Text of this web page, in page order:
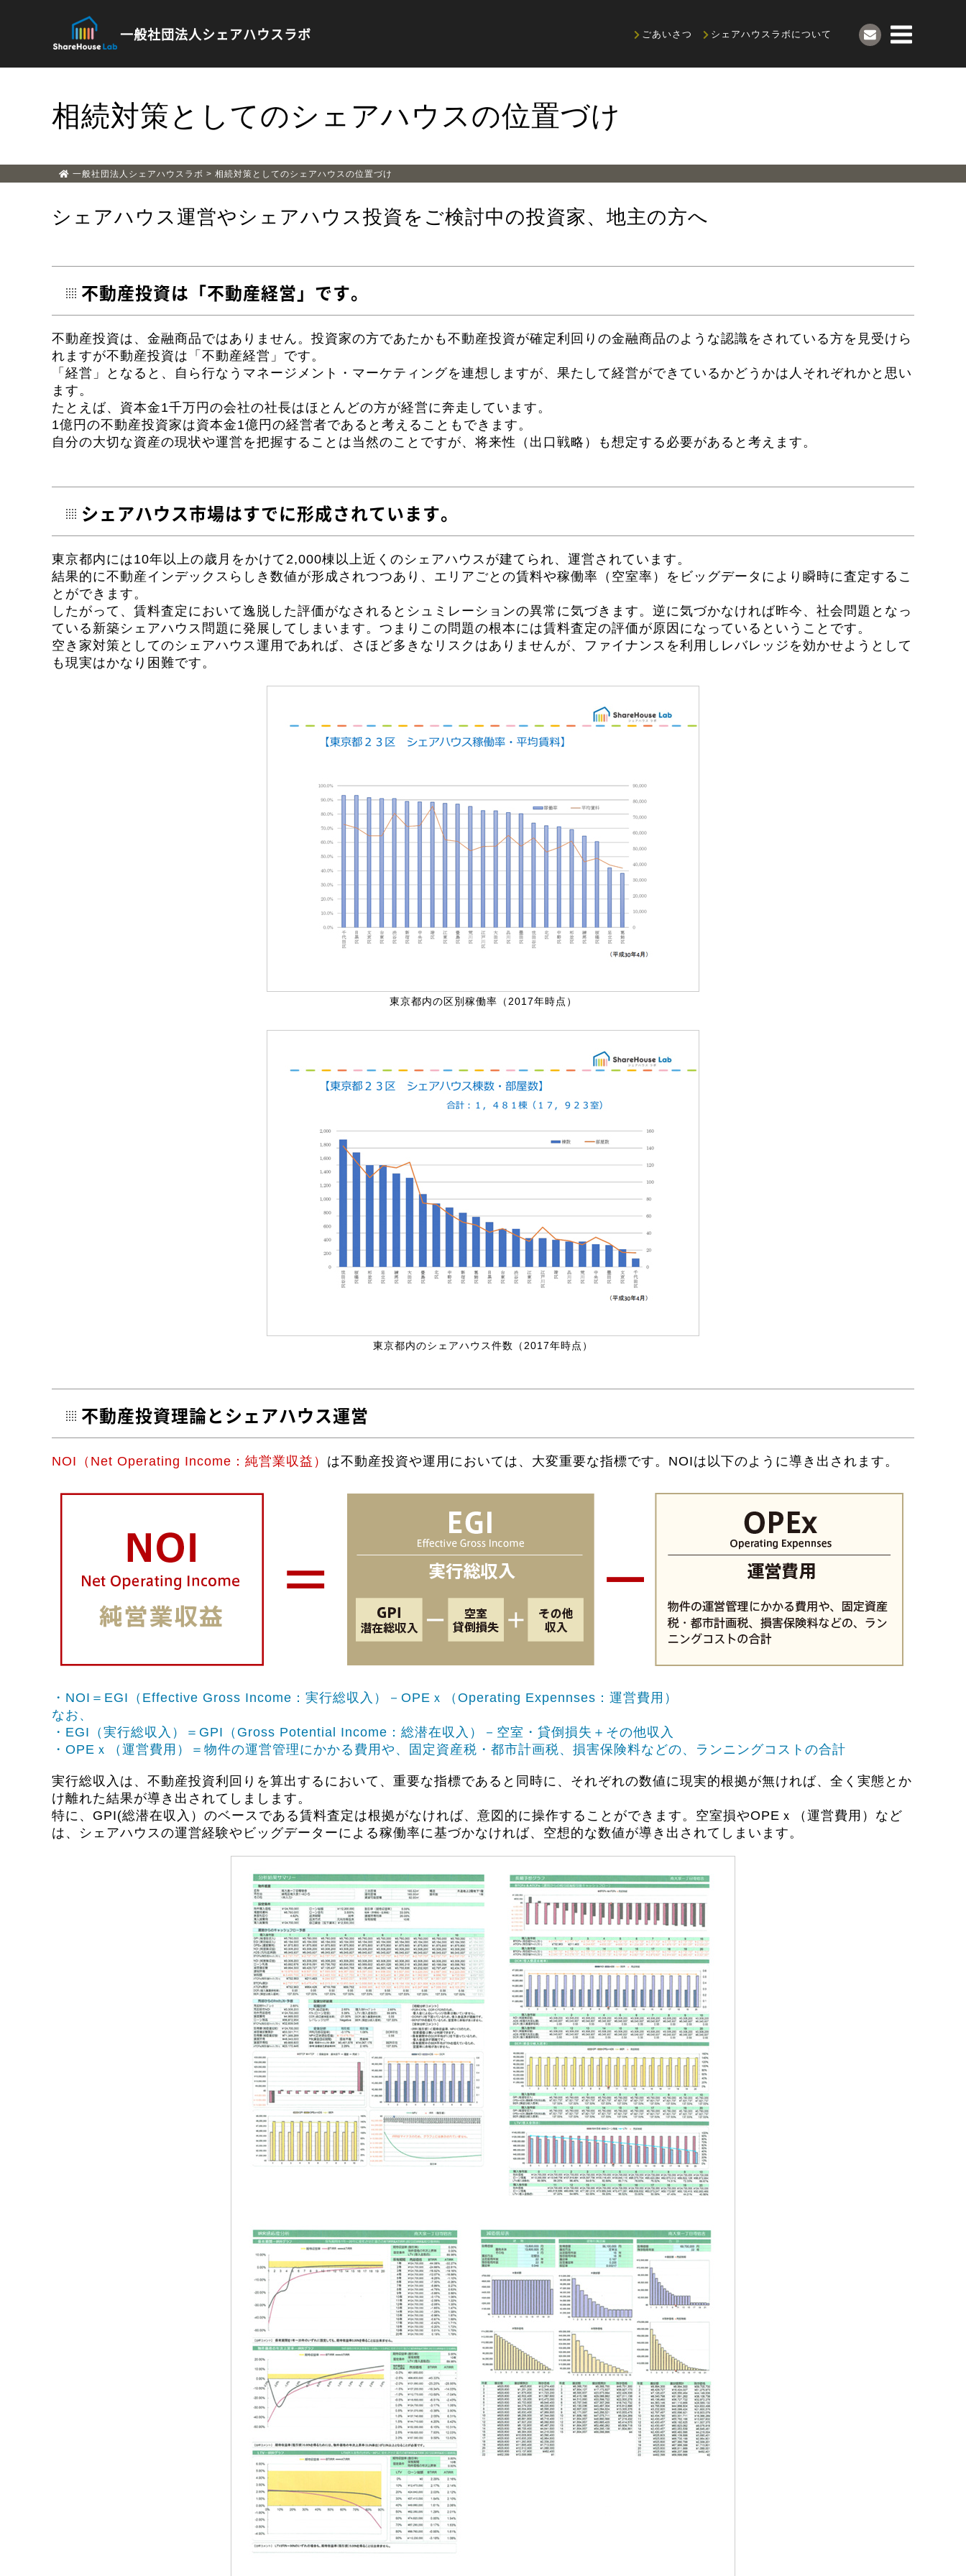
一般社団法人シェアハウスラボ ごあいさつ シェアハウスラボについて
相続対策としてのシェアハウスの位置づけ
一般社団法人シェアハウスラボ > 相続対策としてのシェアハウスの位置づけ
シェアハウス運営やシェアハウス投資をご検討中の投資家、地主の方へ
不動産投資は「不動産経営」です。
不動産投資は、金融商品ではありません。投資家の方であたかも不動産投資が確定利回りの金融商品のような認識をされている方を見受けら
れますが不動産投資は「不動産経営」です。
「経営」となると、自ら行なうマネージメント・マーケティングを連想しますが、果たして経営ができているかどうかは人それぞれかと思い
ます。
たとえば、資本金1千万円の会社の社長はほとんどの方が経営に奔走しています。
1億円の不動産投資家は資本金1億円の経営者であると考えることもできます。
自分の大切な資産の現状や運営を把握することは当然のことですが、将来性（出口戦略）も想定する必要があると考えます。
シェアハウス市場はすでに形成されています。
東京都内には10年以上の歳月をかけて2,000棟以上近くのシェアハウスが建てられ、運営されています。
結果的に不動産インデックスらしき数値が形成されつつあり、エリアごとの賃料や稼働率（空室率）をビッグデータにより瞬時に査定するこ
とができます。
したがって、賃料査定において逸脱した評価がなされるとシュミレーションの異常に気づきます。逆に気づかなければ昨今、社会問題となっ
ている新築シェアハウス問題に発展してしまいます。つまりこの問題の根本には賃料査定の評価が原因になっているということです。
空き家対策としてのシェアハウス運用であれば、さほど多きなリスクはありませんが、ファイナンスを利用しレバレッジを効かせようとして
も現実はかなり困難です。
東京都内の区別稼働率（2017年時点）
東京都内のシェアハウス件数（2017年時点）
不動産投資理論とシェアハウス運営
NOI（Net Operating Income：純営業収益） は不動産投資や運用においては、大変重要な指標です。NOIは以下のように導き出されます。
・NOI＝EGI（Effective Gross Income：実行総収入）－OPEｘ（Operating Expennses：運営費用）
なお、
・EGI（実行総収入）＝GPI（Gross Potential Income：総潜在収入）－空室・貸倒損失＋その他収入
・OPEｘ（運営費用）＝物件の運営管理にかかる費用や、固定資産税・都市計画税、損害保険料などの、ランニングコストの合計
実行総収入は、不動産投資利回りを算出するにおいて、重要な指標であると同時に、それぞれの数値に現実的根拠が無ければ、全く実態とか
け離れた結果が導き出されてしまします。
特に、GPI(総潜在収入）のベースである賃料査定は根拠がなければ、意図的に操作することができます。空室損やOPEｘ（運営費用）など
は、シェアハウスの運営経験やビッグデーターによる稼働率に基づかなければ、空想的な数値が導き出されてしまいます。